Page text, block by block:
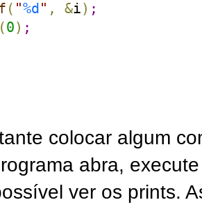
( "%d " , &i) ;
(0) ;
colocar algum
abra,
ver os prints.